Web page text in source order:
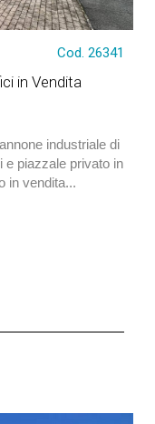
Cod. 26341
in Vendita
industriale di
e piazzale privato in
in vendita...